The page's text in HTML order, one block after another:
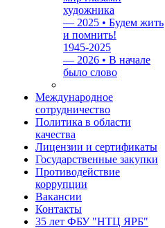
художника
— 2025 • Будем жить
и помнить!
1945-2025
— 2026 • В начале
было слово
Международное
сотрудничество
Политика в области
качества
Лицензии и сертификаты
Государственные закупки
Противодействие
коррупции
Вакансии
Контакты
35 лет ФБУ "НТЦ ЯРБ"